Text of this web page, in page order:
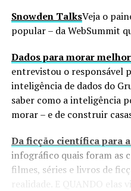
Snowden TalksVeja o
popular – da WebSummit
Dados para morar
entrevistou o responsável
inteligência de dados do
saber como a inteligência
morar – e de construir
Da ficção científica para
infográfico quais foram as
filmes, séries e livros de
realidade. E QUANDO elas